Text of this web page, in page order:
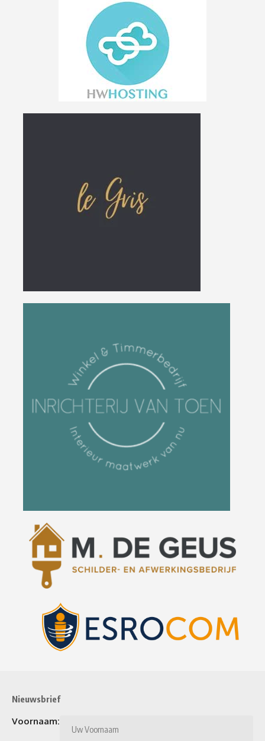
Nieuwsbrief
Voornaam: